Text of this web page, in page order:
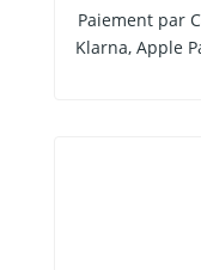
Paiement par
Klarna, Apple